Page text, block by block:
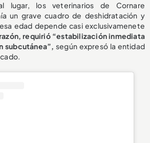
lugar, los veterinarios de Cornare
un grave cuadro de deshidratación y
edad depende casi exclusivamenete
requirió “estabilización inmediata
subcutánea”, según expresó la entidad